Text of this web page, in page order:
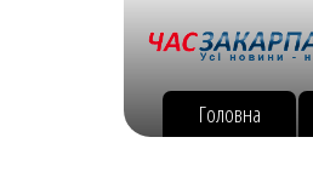
Головна